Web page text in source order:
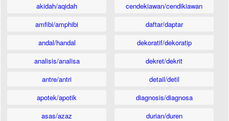
akidah/aqidah
amfibi/amphibi
andal/handal
analisis/analisa
antre/antri
apotek/apotik
asas/azaz
cendekiawan/cendikiawan
daftar/daptar
dekoratif/dekoratip
dekret/dekrit
detail/detil
diagnosis/diagnosa
durian/duren